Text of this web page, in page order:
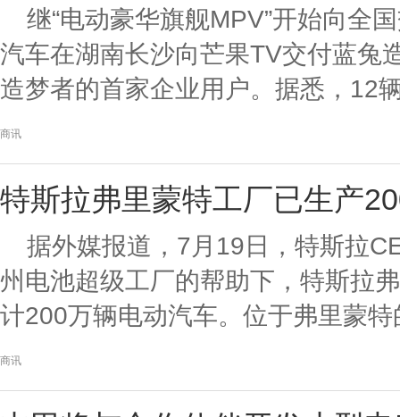
继“电动豪华旗舰MPV”开始向全
汽车在湖南长沙向芒果TV交付蓝兔
造梦者的首家企业用户。据悉，12
商讯
特斯拉弗里蒙特工厂已生产
据外媒报道，7月19日，特斯拉
州电池超级工厂的帮助下，特斯拉
计200万辆电动汽车。位于弗里蒙
商讯